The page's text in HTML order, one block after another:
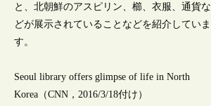
と、北朝鮮のアスピリン、櫛、衣服、通貨な
どが展示されていることなどを紹介していま
す。
Seoul library offers glimpse of life in North
Korea（CNN，2016/3/18付け）